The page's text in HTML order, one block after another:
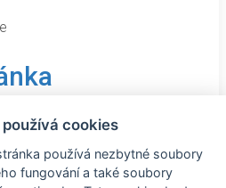
cookies
používá nezbytné soubory
fungování a také soubory